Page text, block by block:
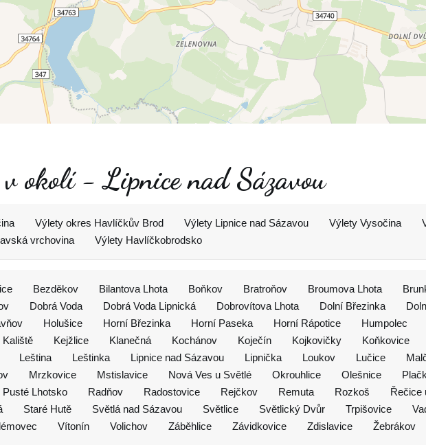
okolí - Lipnice nad Sázavou
Výlety okres Havlíčkův Brod Výlety Lipnice nad Sázavou Výlety Vysočina
vrchovina
Výlety Havlíčkobrodsko
Bezděkov Bilantova Lhota Boňkov Bratroňov Broumova Lhota
Dobrá Voda Dobrá Voda Lipnická Dobrovítova Lhota Dolní Březinka
Holušice Horní Březinka Horní Paseka Horní Rápotice Humpolec
Kaliště Kejžlice Klanečná Kochánov Koječín Kojkovičky Koňkovice
Leština Leštinka Lipnice nad Sázavou Lipnička Loukov Lučice
Mrzkovice Mstislavice Nová Ves u Světlé Okrouhlice Olešnice
Pusté Lhotsko Radňov Radostovice Rejčkov Remuta Rozkoš Řečice
Staré Hutě Světlá nad Sázavou Světlice Světlický Dvůr Trpišovice
Vítonín Volichov Záběhlice Závidkovice Zdislavice Žebrákov